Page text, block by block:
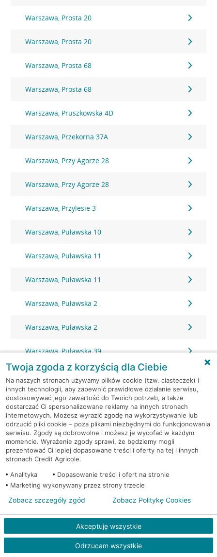
Warszawa, Prosta 20
Warszawa, Prosta 20
Warszawa, Prosta 68
Warszawa, Prosta 68
Warszawa, Pruszkowska 4D
Warszawa, Przekorna 37A
Warszawa, Przy Agorze 28
Warszawa, Przy Agorze 28
Warszawa, Przylesie 3
Warszawa, Puławska 10
Warszawa, Puławska 11
Warszawa, Puławska 11
Warszawa, Puławska 2
Warszawa, Puławska 2
Warszawa, Puławska 39
Warszawa, Puławska 427
Warszawa, Puławska 73/75
Warszawa, Racławicka 125
Warszawa, Rembielińska 7
Warszawa, Rondo Daszyńskiego 2
Warszawa, Rondo Ignacego Daszyńskiego 2a
Warszawa, Rondo Ignacego Daszyńskiego 2a
Twoja zgoda z korzyścią dla Ciebie
Na naszych stronach używamy plików cookie (tzw. ciasteczek) i
innych technologii, aby zapewnić prawidłowe działanie serwisu,
dostosowywać jego zawartość do Twoich potrzeb, a także
dostarczać Ci spersonalizowane reklamy na innych stronach
internetowych. Możesz wyrazić zgodę na wykorzystywanie lub
odrzucić pliki cookie – poza plikami niezbędnymi do funkcjonowania
serwisu. Zgody są dobrowolne i możesz je wycofać w każdym
momencie. Wyrażenie zgody sprawi, że będziemy mogli
prezentować Ci lepiej dopasowane treści i oferty na tej i innych
stronach Credit Agricole.
Analityka
Dopasowanie treści i ofert na stronie
Marketing wykonywany przez strony trzecie
Akceptuję wszystkie
Odrzucam wszystkie
Zobacz szczegóły zgód Zobacz Politykę Cookies